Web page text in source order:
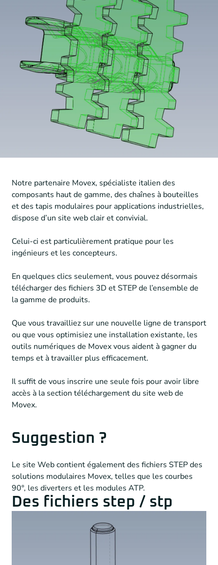
Notre partenaire Movex, spécialiste italien des
composants haut de gamme, des chaînes à bouteilles
et des tapis modulaires pour applications industrielles,
dispose d’un site web clair et convivial.
Celui-ci est particulièrement pratique pour les
ingénieurs et les concepteurs.
En quelques clics seulement, vous pouvez désormais
télécharger des fichiers 3D et STEP de l’ensemble de
la gamme de produits.
Que vous travailliez sur une nouvelle ligne de transport
ou que vous optimisiez une installation existante, les
outils numériques de Movex vous aident à gagner du
temps et à travailler plus efficacement.
Il suffit de vous inscrire une seule fois pour avoir libre
accès à la section téléchargement du site web de
Movex.
Suggestion ?
Le site Web contient également des fichiers STEP des
solutions modulaires Movex, telles que les courbes
90°, les diverters et les modules ATP.
Des fichiers step / stp